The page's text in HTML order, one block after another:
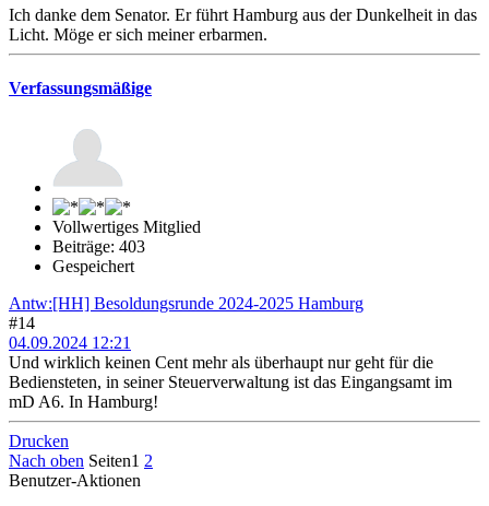
Ich danke dem Senator. Er führt Hamburg aus der Dunkelheit in das
Licht. Möge er sich meiner erbarmen.
Verfassungsmäßige
Vollwertiges Mitglied
Beiträge: 403
Gespeichert
Antw:[HH] Besoldungsrunde 2024-2025 Hamburg
#14
04.09.2024 12:21
Und wirklich keinen Cent mehr als überhaupt nur geht für die
Bediensteten, in seiner Steuerverwaltung ist das Eingangsamt im
mD A6. In Hamburg!
Drucken
Nach oben Seiten1 2
Benutzer-Aktionen